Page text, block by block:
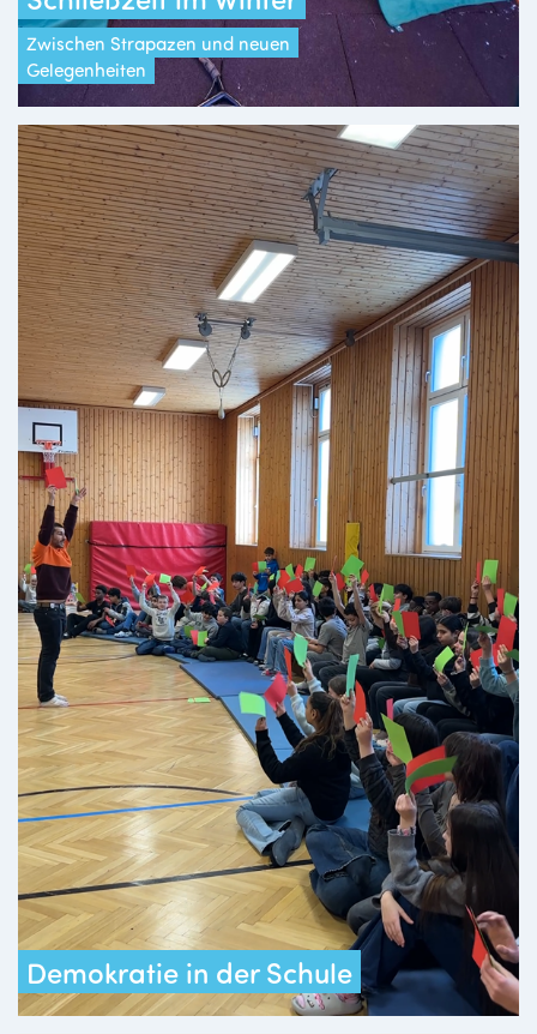
Zwischen Strapazen und neuen
Gelegenheiten
Demokratie in der Schule